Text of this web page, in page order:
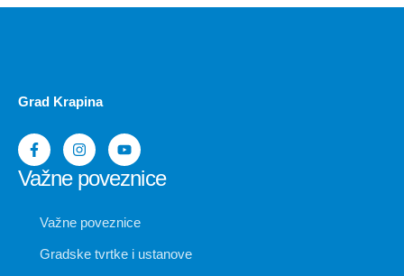
Grad Krapina
Važne poveznice
Važne poveznice
Gradske tvrtke i ustanove